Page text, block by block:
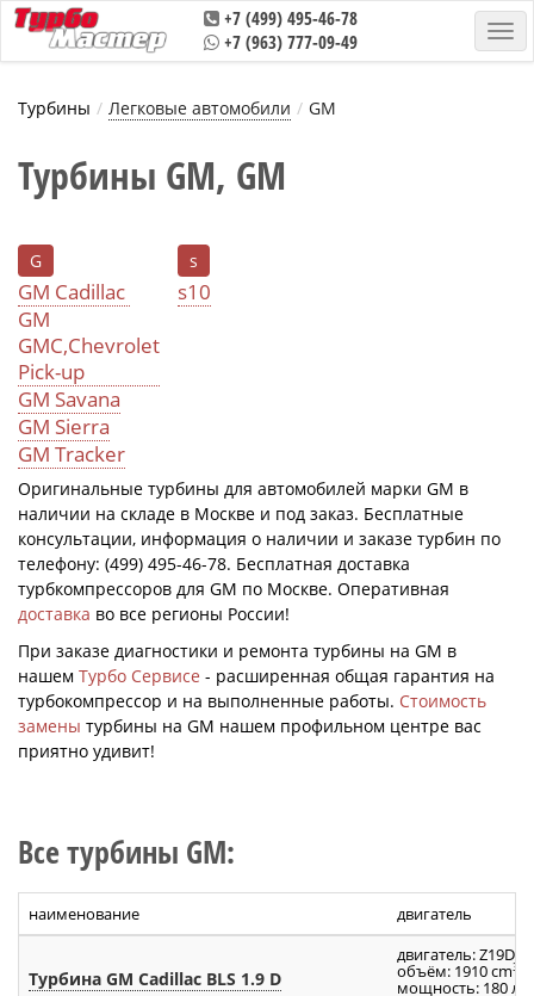
+7 (499) 495-46-78
+7 (963) 777-09-49
Турбины Легковые автомобили GM
Турбины GM, GM
G
GM Cadillac
GM
GMC,Chevrolet
Pick-up
GM Savana
GM Sierra
GM Tracker
s
s10
Оригинальные турбины для автомобилей марки GM в
наличии на складе в Москве и под заказ. Бесплатные
консультации, информация о наличии и заказе турбин по
телефону: (499) 495-46-78. Бесплатная доставка
турбкомпрессоров для GM по Москве. Оперативная
доставка во все регионы России!
При заказе диагностики и ремонта турбины на GM в
нашем Турбо Сервисе - расширенная общая гарантия на
турбокомпрессор и на выполненные работы. Стоимость
замены турбины на GM нашем профильном центре вас
приятно удивит!
Все турбины GM:
наименование двигатель
Турбина GM Cadillac BLS 1.9 D
двигатель: Z19DTR
объём: 1910 cm3
мощность: 180 л.с.